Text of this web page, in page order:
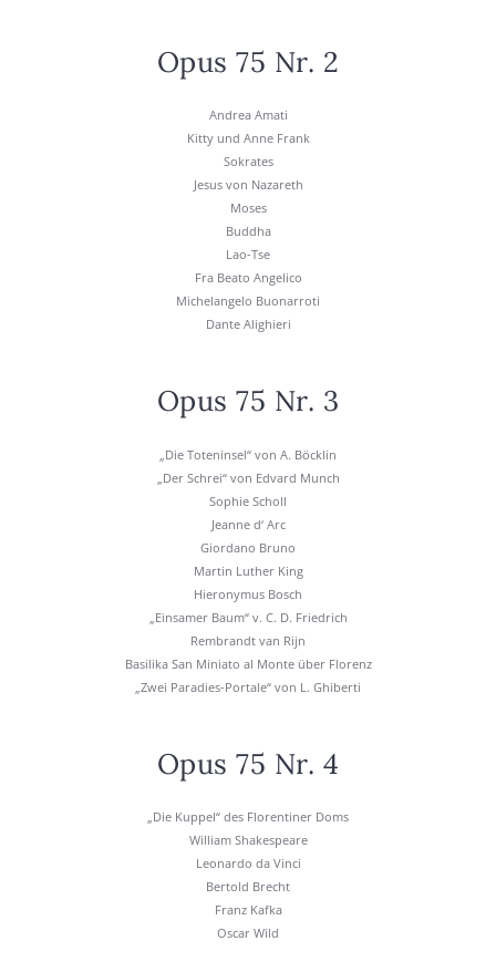
Opus 75 Nr. 2
Andrea Ama­ti
Kit­ty und Anne Frank
Sokra­tes
Jesus von Naza­reth
Moses
Bud­dha
Lao-Tse
Fra Bea­to Ange­li­co
Michel­an­ge­lo Buo­nar­ro­ti
Dan­te Ali­ghie­ri
Opus 75 Nr. 3
„Die Toten­in­sel“ von A. Böck­lin
„Der Schrei“ von Edvard Munch
Sophie Scholl
Jean­ne d‘ Arc
Giord­a­no Bru­no
Mar­tin Luther King
Hie­ro­ny­mus Bosch
„Ein­sa­mer Baum“ v. C. D. Fried­rich
Rem­brandt van Rijn
Basi­li­ka San Mini­a­to al Mon­te über Flo­renz
„Zwei Para­dies-Por­ta­le“ von L. Ghi­ber­ti
Opus 75 Nr. 4
„Die Kup­pel“ des Flo­ren­ti­ner Doms
Wil­liam Shake­speare
Leo­nar­do da Vin­ci
Ber­told Brecht
Franz Kaf­ka
Oscar Wild